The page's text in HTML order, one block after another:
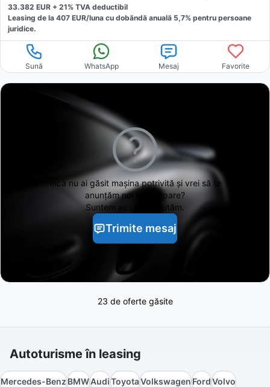
33.382 EUR + 21% TVA deductibil
Leasing de la 407 EUR/luna cu dobăndă anuală 5,7% pentru persoane
juridice.
Sună WhatsApp Mesaj Favorite
Încă nu ai găsitmașina potrivită și vrei să te
anunțăm noi când apare?
Suntem aici să te ajutăm.
Trimite mesaj
23 de oferte găsite
Autoturisme în leasing
Mercedes-BenzBMWAudiToyotaVolkswagenFordVolvo